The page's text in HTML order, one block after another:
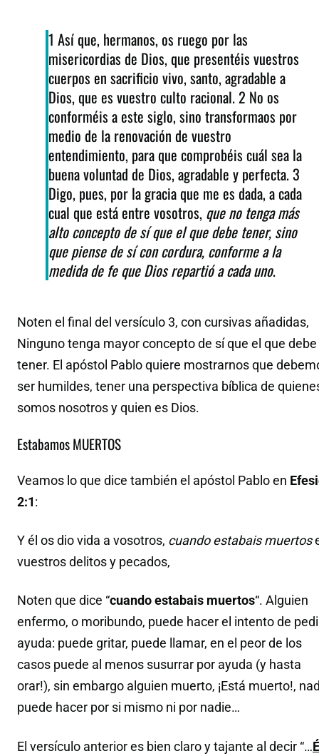
1 Así que, hermanos, os ruego por las
misericordias de Dios, que presentéis vuestros
cuerpos en sacrificio vivo, santo, agradable a
Dios, que es vuestro culto racional. 2 No os
conforméis a este siglo, sino transformaos por
medio de la renovación de vuestro
entendimiento, para que comprobéis cuál sea la
buena voluntad de Dios, agradable y perfecta. 3
Digo, pues, por la gracia que me es dada, a cada
cual que está entre vosotros, que no tenga más
alto concepto de sí que el que debe tener, sino
que piense de sí con cordura, conforme a la
medida de fe que Dios repartió a cada uno.
Noten el final del versículo 3, con cursivas añadidas,
Ninguno tenga mayor concepto de sí que el que debe
tener. El apóstol Pablo quiere mostrarnos que
ser humildes, tener una perspectiva bíblica de
somos nosotros y quien es Dios.
Estabamos MUERTOS
Veamos lo que dice también el apóstol Pablo en
2:1:
Y él os dio vida a vosotros, cuando estabais muertos
vuestros delitos y pecados,
Noten que dice “cuando estabais muertos“. Alguien
enfermo, o moribundo, puede hacer el intento de
ayuda: puede gritar, puede llamar, en el peor de los
casos puede al menos susurrar por ayuda (y hasta
orar!), sin embargo alguien muerto, ¡Está muerto!,
puede hacer por si mismo ni por nadie…
El versículo anterior es bien claro y tajante al decir “…